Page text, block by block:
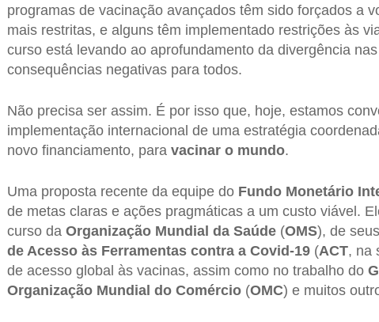
programas de vacinação avançados têm sido forçados a
mais restritas, e alguns têm implementado restrições às
curso está levando ao aprofundamento da divergência
consequências negativas para todos.
Não precisa ser assim. É por isso que, hoje, estamos
implementação internacional de uma estratégia
novo financiamento, para vacinar o mundo.
Uma proposta recente da equipe do Fundo Monetário
de metas claras e ações pragmáticas a um custo viável.
curso da Organização Mundial da Saúde (OMS), de
de Acesso às Ferramentas contra a Covid-19(ACT, na
de acesso global às vacinas, assim como no trabalho do
Organização Mundial do Comércio (OMC) e muitos